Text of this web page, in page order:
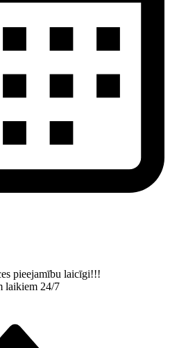
pieejamību laicīgi!!!
laikiem 24/7